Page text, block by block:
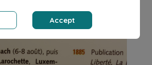
Accept